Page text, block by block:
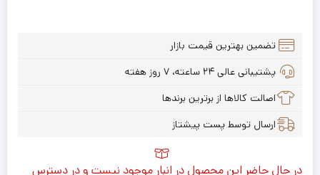
تضمین بهترین قیمت بازار
پشتیبانی عالی ۲۴ ساعته، ۷ روز هفته
اصالت کالاها از برترین برندها
ارسال توسط پست پیشتاز
در حال حاضر این محصول در انبار موجود نیست و در دسترس